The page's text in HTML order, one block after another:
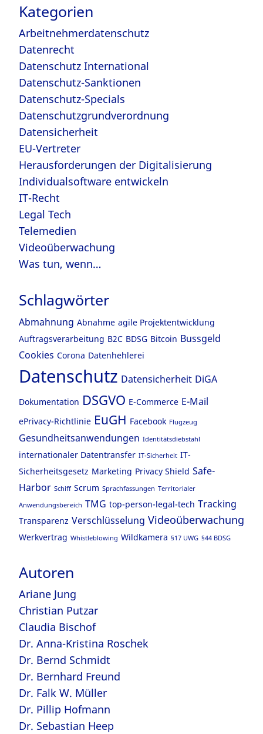
Kategorien
Arbeitnehmerdatenschutz
Datenrecht
Datenschutz International
Datenschutz-Sanktionen
Datenschutz-Specials
Datenschutzgrundverordnung
Datensicherheit
EU-Vertreter
Herausforderungen der Digitalisierung
Individualsoftware entwickeln
IT-Recht
Legal Tech
Telemedien
Videoüberwachung
Was tun, wenn…
Schlagwörter
Abmahnung Abnahme agile Projektentwicklung
Auftragsverarbeitung B2C BDSG Bitcoin Bussgeld
Cookies Corona Datenhehlerei
Datenschutz Datensicherheit DiGA
Dokumentation DSGVO E-Commerce E-Mail
ePrivacy-Richtlinie EuGH Facebook Flugzeug
Gesundheitsanwendungen Identitätsdiebstahl
internationaler Datentransfer IT-Sicherheit IT-
Sicherheitsgesetz Marketing Privacy Shield Safe-
Harbor Schiff Scrum Sprachfassungen Territorialer
Anwendungsbereich TMG top-person-legal-tech Tracking
Transparenz Verschlüsselung Videoüberwachung
Werkvertrag Whistleblowing Wildkamera §17 UWG §44 BDSG
Autoren
Ariane Jung
Christian Putzar
Claudia Bischof
Dr. Anna-Kristina Roschek
Dr. Bernd Schmidt
Dr. Bernhard Freund
Dr. Falk W. Müller
Dr. Pillip Hofmann
Dr. Sebastian Heep